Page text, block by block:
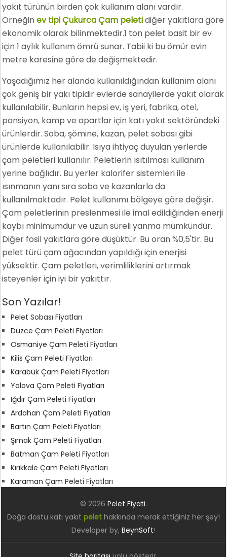
yakıt türünün birden çok kullanım alanı vardır.
Örneğinev tipi Çukurca Çam peletidiğer yakıtlara göre
ekonomik olarak bilinmektedir.1 ton pelet basit bir ev
için 1 aylık kullanım ömrü sunar. Tabii ki bu ömür evin
metre karesine göre de değişmektedir.
Yaşadığımız her alanda kullanıldığından kullanım alanı
çok geniş bir yakı tipidir evlerde sanayilerde yakıt olarak
kullanılabilir. Bunların hepsi ev, iş yeri, fabrika, otel,
pansiyon, kamp ve apartlar için katı yakıt sektöründeki
ürünlerdir. Soba, şömine, kazan, pelet sobası gibi
ürünlerde kullanılabilir. Isıya ihtiyaç duyulan yerlerde
çam peletleri kullanılır. Peletlerin ısıtılması kullanım
yerine bağlıdır. Bu yerler kalorifer sistemleri ile
ısınmanın yanı sıra soba ve kazanlarla da
kullanılmaktadır. Pelet kullanımı bölgeye göre değişir.
Çam peletlerinin preslenmesi ile imal edildiğinden enerji
kaybı minimumdur ve uzun süreli yanma mümkündür.
Diğer fosil yakıtlara göre düşüktür. Bu oran %0,5'tir. Bu
pelet türü çam ağacından yapıldığı için enerjisi
yüksektir. Çam peletleri, verimliliklerini artırmak
isteyenler için iyi bir yakıttır.
Son Yazılar!
Pelet Sobası Fiyatları
Düzce Çam Peleti Fiyatları
Osmaniye Çam Peleti Fiyatları
Kilis Çam Peleti Fiyatları
Karabük Çam Peleti Fiyatları
Yalova Çam Peleti Fiyatları
Iğdır Çam Peleti Fiyatları
Ardahan Çam Peleti Fiyatları
Bartın Çam Peleti Fiyatları
Şırnak Çam Peleti Fiyatları
Batman Çam Peleti Fiyatları
Kırıkkale Çam Peleti Fiyatları
Karaman Çam Peleti Fiyatları
© 2026 Pelet Fiyati.
Doğa dostu katı yakıt pelethakkında merak ettiğiniz her şey!
Developer by, BeynSoft!